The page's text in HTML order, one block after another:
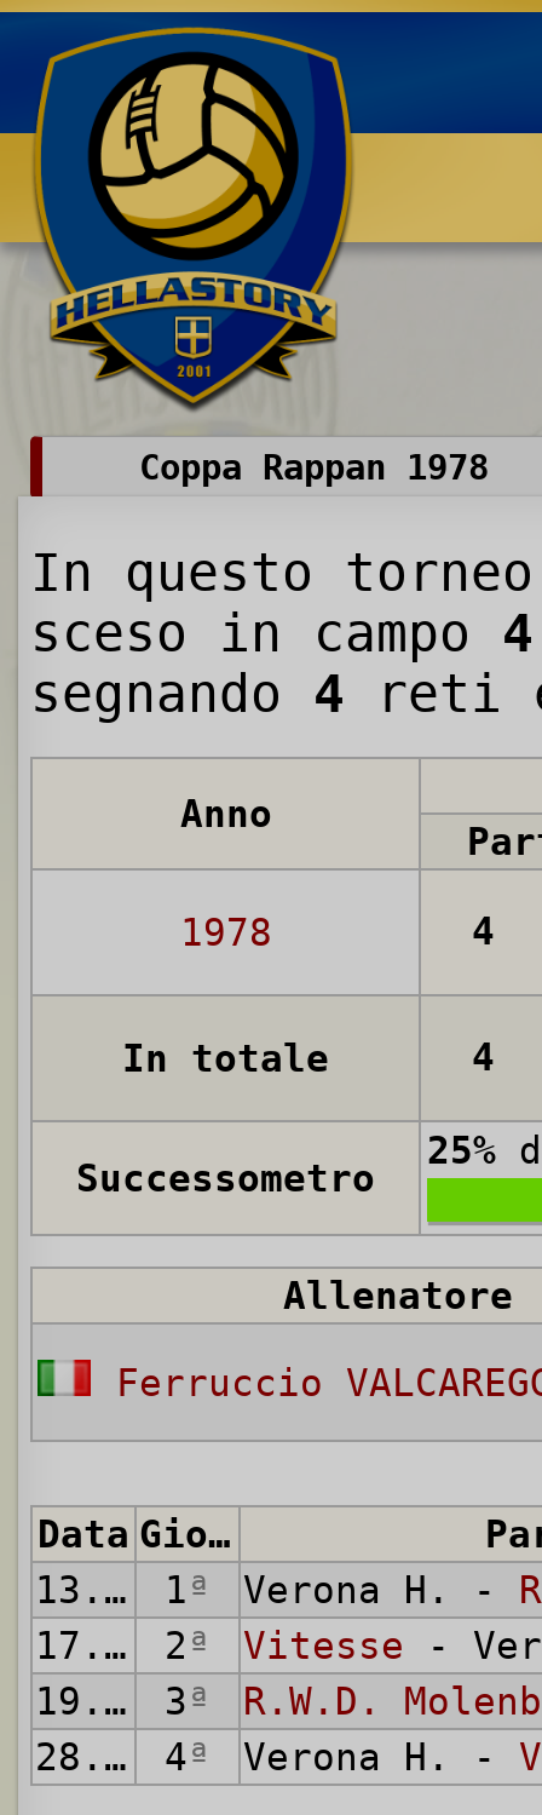
Benvenuti su HELLASTORY.net
Coppa Rappan 1978
In questo
sceso in campo 4
segnando 4 reti
Anno
1978 4
In totale 4
Successometro
25%
Allenatore
Ferruccio
Data Giornata
13.05.
1978
1ª Verona H. -
17.05.
1978
2ª Vitesse -
19.05.
1978
3ª
R.W.D.
28.05.
1978
4ª Verona H. -